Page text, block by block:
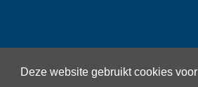
Deze website gebruikt cookies
Privacy